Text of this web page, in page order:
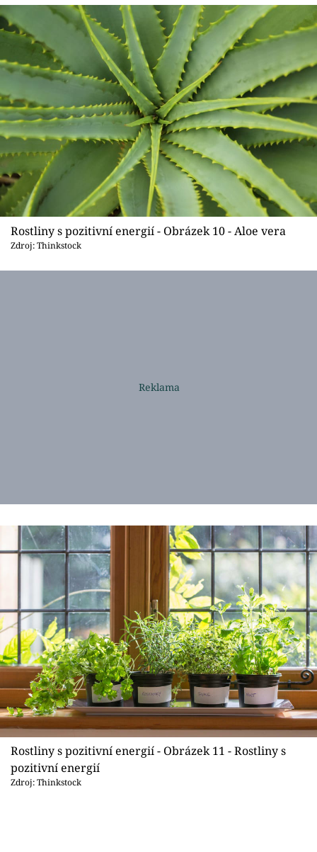
Rostliny s pozitivní energií - Obrázek 10 - Aloe vera
Zdroj: Thinkstock
Rostliny s pozitivní energií - Obrázek 11 - Rostliny s
pozitivní energií
Zdroj: Thinkstock